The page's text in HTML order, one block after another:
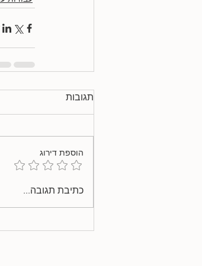
תגובות
הוספת דירוג
כתיבת תגובה...